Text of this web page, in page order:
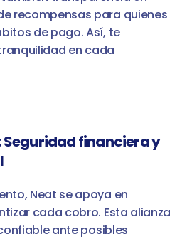
recompensas para quienes
de pago. Así, te
en cada
Seguridad financiera y
Neat se apoya en
cada cobro. Esta alianza
ante posibles